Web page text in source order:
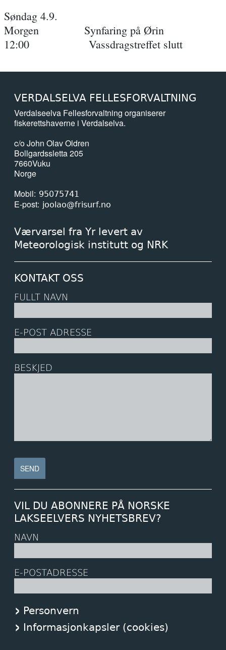
Søndag 4.9.
Morgen Synfaring på Ørin
12:00 Vassdragstreffet slutt
VERDALSELVA FELLESFORVALTNING
Verdalseelva Fellesforvaltning organiserer
fiskerettshaverne i Verdalselva.
c/o John Olav Oldren
Bollgardssletta 205
7660Vuku
Norge
Mobil
95075741
E-post joolao@frisurf.no
Værvarsel fra Yr levert av
Meteorologisk institutt og NRK
KONTAKT OSS
FULLT NAVN
E-POST ADRESSE
BESKJED
VIL DU ABONNERE PÅ NORSKE
LAKSEELVERS NYHETSBREV?
NAVN
E-POSTADRESSE
Personvern
Informasjonkapsler (cookies)